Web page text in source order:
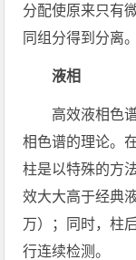
分配使原来只有
同组分得到分离。
液相
高效液相色
相色谱的理论。
柱是以特殊的方
效大大高于经典
万）；同时，柱
行连续检测。